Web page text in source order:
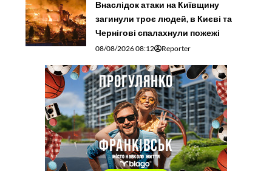
Внаслідок атаки на Київщину
загинули троє людей, в Києві та
Чернігові спалахнули пожежі
08/08/2026 08:12 Reporter